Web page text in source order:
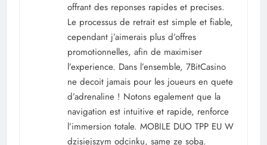
offrant des reponses rapides et precises.
Le processus de retrait est simple et fiable,
cependant j’aimerais plus d’offres
promotionnelles, afin de maximiser
l’experience. Dans l’ensemble, 7BitCasino
ne decoit jamais pour les joueurs en quete
d’adrenaline ! Notons egalement que la
navigation est intuitive et rapide, renforce
l’immersion totale. MOBILE DUO TPP EU W
dzisiejszym odcinku, same ze sobą.